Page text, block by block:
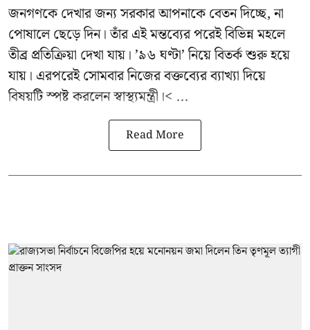
জনগণকে দেখার জন্য সরকার আপনাকে বেতন দিচ্ছে, না
পোষালে ছেড়ে দিন। তাঁর এই মন্তব্যের পরেই বিভিন্ন মহলে
তীব্র প্রতিক্রিয়া দেখা যায়। ’৯৬ ঘণ্টা’ নিয়ে বিতর্ক শুরু হয়ে
যায়। এরপরেই সোমবার নিজের বক্তব্যের ব্যাখ্যা দিয়ে
বিষয়টি স্পষ্ট করলেন স্বাস্থ্যমন্ত্রী।< ...
Read More